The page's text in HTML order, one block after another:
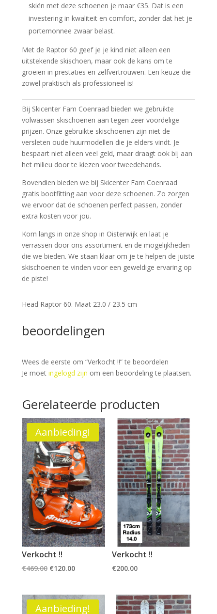
skiën met deze schoenen je maar €35. Dat is een
investering in kwaliteit en comfort, zonder dat het je
portemonnee zwaar belast.
Met de Raptor 60 geef je je kind niet alleen een
uitstekende skischoen, maar ook de kans om te
groeien in prestaties en zelfvertrouwen. Een keuze die
zowel praktisch als professioneel is!
Bij Skicenter Fam Coenraad bieden we gebruikte
volwassen skischoenen aan tegen zeer voordelige
prijzen. Onze gebruikte skischoenen zijn niet de
versleten oude huurmodellen die je elders vindt. Je
bespaart niet alleen veel geld, maar draagt ook bij aan
het milieu door te kiezen voor tweedehands.
Bovendien bieden we bij Skicenter Fam Coenraad
gratis bootfitting aan voor deze schoenen. Zo zorgen
we ervoor dat de schoenen perfect passen, zonder
extra kosten voor jou.
Kom langs in onze shop in Oisterwijk en laat je
verrassen door ons assortiment en de mogelijkheden
die we bieden. We staan klaar om je te helpen de juiste
skischoenen te vinden voor een geweldige ervaring op
de piste!
Head Raptor 60. Maat 23.0 / 23.5 cm
beoordelingen
Wees de eerste om “Verkocht !!” te beoordelen
Je moet ingelogd zijn om een beoordeling te plaatsen.
Gerelateerde producten
Aanbieding!
Verkocht !!
€469.00 Oorspronkelijke
was:
€469.00.
€120.00Huidige
is:
€120.00.
Verkocht !!
€200.00
Aanbieding!